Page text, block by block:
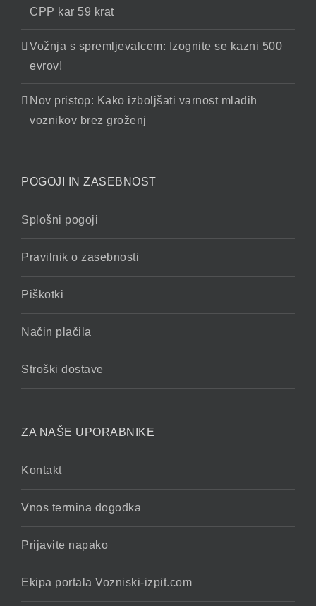
CPP kar 59 krat
Vožnja s spremljevalcem: Izognite se kazni 500
evrov!
Nov pristop: Kako izboljšati varnost mladih
voznikov brez groženj
POGOJI IN ZASEBNOST
Splošni pogoji
Pravilnik o zasebnosti
Piškotki
Način plačila
Stroški dostave
ZA NAŠE UPORABNIKE
Kontakt
Vnos termina dogodka
Prijavite napako
Ekipa portala Vozniski-izpit.com